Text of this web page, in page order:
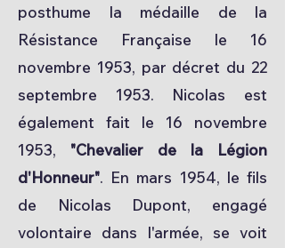
posthume la médaille de la
Résistance Française le 16
novembre 1953, par décret du 22
septembre 1953. Nicolas est
également fait le 16 novembre
1953, "Chevalier de la Légion
d'Honneur". En mars 1954, le fils
de Nicolas Dupont, engagé
volontaire dans l'armée, se voit